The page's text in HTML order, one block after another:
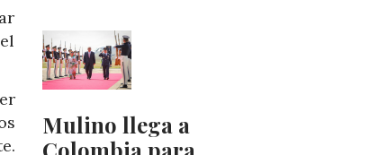
Mulino llega a